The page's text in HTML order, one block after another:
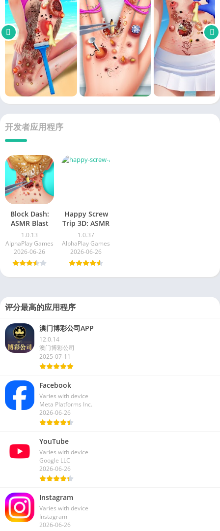
开发者应用程序
Block Dash:
ASMR Blast
1.0.13
AlphaPlay Games
2026-06-26
Happy Screw
Trip 3D: ASMR
1.0.37
AlphaPlay Games
2026-06-26
评分最高的应用程序
澳门博彩公司APP
12.0.14
澳门博彩公司
2025-07-11
Facebook
Varies with device
Meta Platforms Inc.
2026-06-26
YouTube
Varies with device
Google LLC
2026-06-26
Instagram
Varies with device
Instagram
2026-06-26